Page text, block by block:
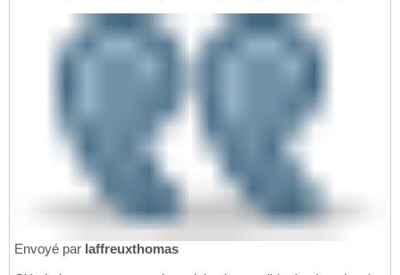
Envoyé par laffreuxthomas